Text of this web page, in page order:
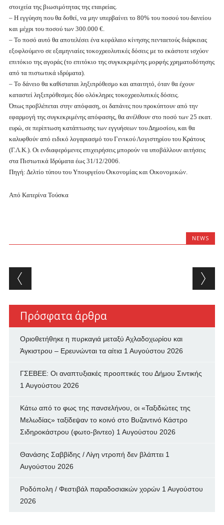
στοιχεία της βιωσιμότητας της εταιρείας.
– Η εγγύηση που θα δοθεί, να μην υπερβαίνει το 80% του ποσού του δανείου
και μέχρι του ποσού των 300.000 €.
– Το ποσό αυτό θα αποτελέσει ένα κεφάλαιο κίνησης πενταετούς διάρκειας
εξοφλούμενο σε εξαμηνιαίες τοκοχρεολυτικές δόσεις με το εκάστοτε ισχύον
επιτόκιο της αγοράς (το επιτόκιο της συγκεκριμένης μορφής χρηματοδότησης
από τα πιστωτικά ιδρύματα).
– Το δάνειο θα καθίσταται ληξιπρόθεσμο και απαιτητό, όταν θα έχουν
καταστεί ληξιπρόθεσμες δύο ολόκληρες τοκοχρεολυτικές δόσεις.
Όπως προβλέπεται στην απόφαση, οι δαπάνες που προκύπτουν από την
εφαρμογή της συγκεκριμένης απόφασης, θα ανέλθουν στο ποσό των 25 εκατ.
ευρώ, σε περίπτωση κατάπτωσης των εγγυήσεων του Δημοσίου, και θα
καλυφθούν από ειδικό λογαριασμό του Γενικού Λογιστηρίου του Κράτους
(Γ.Λ.Κ.). Οι ενδιαφερόμενες επιχειρήσεις μπορούν να υποβάλλουν αιτήσεις
στα Πιστωτικά Ιδρύματα έως 31/12/2006.
Πηγή: Δελτίο τύπου του Υπουργείου Οικονομίας και Οικονομικών.
Από Κατερίνα Τούσκα
NEWS
Post navigation
Πρόσφατα άρθρα
Οριοθετήθηκε η πυρκαγιά μεταξύ Αχλαδοχωρίου και
Άγκιστρου – Ερευνώνται τα αίτια 1 Αυγούστου 2026
ΓΣΕΒΕΕ: Οι αναπτυξιακές προοπτικές του Δήμου Σιντικής
1 Αυγούστου 2026
Κάτω από το φως της πανσελήνου, οι «Ταξιδιώτες της
Μελωδίας» ταξίδεψαν το κοινό στο Βυζαντινό Κάστρο
Σιδηροκάστρου (φωτο-βιντεο) 1 Αυγούστου 2026
Θανάσης Σαββίδης / Λίγη ντροπή δεν βλάπτει 1
Αυγούστου 2026
Ροδόπολη / Φεστιβάλ παραδοσιακών χορών 1 Αυγούστου
2026